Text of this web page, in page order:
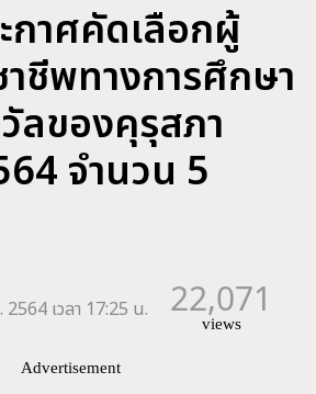
กาศคัดเลือกผู้
ชีพทางการศึกษา
ลของคุรุสภา
จำนวน 5
2564 เวลา 17:25 น. 22,071
views
Advertisement